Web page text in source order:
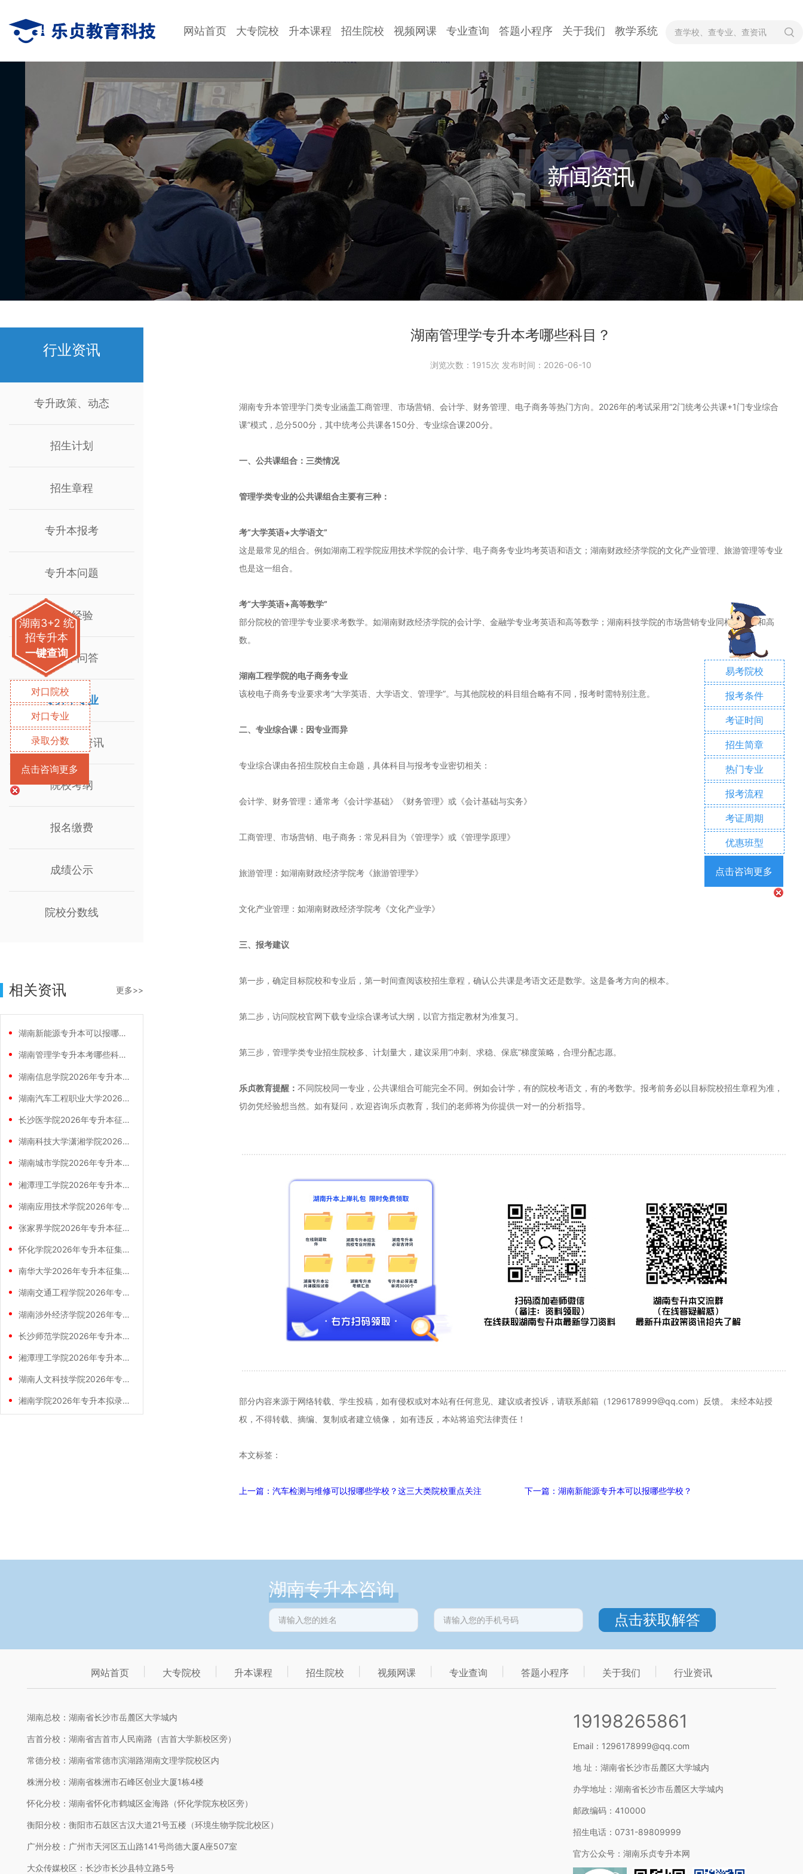
网站首页 大专院校 升本课程 招生院校 视频网课 专业查询 答题小程序 关于我们 教学系统
行业资讯
专升政策、动态
招生计划
招生章程
专升本报考
专升本问题
升本经验
专升本问答
专升本专业
院校招生资讯
院校考纲
报名缴费
成绩公示
院校分数线
相关资讯 更多>>
湖南新能源专升本可以报哪些学校？
湖南管理学专升本考哪些科目？
湖南信息学院2026年专升本征集志愿拟录
湖南汽车工程职业大学2026年专升本征集
长沙医学院2026年专升本征集志愿拟录取
湖南科技大学潇湘学院2026年专升本征集
湖南城市学院2026年专升本拟录取名单公
湘潭理工学院2026年专升本征集志愿投档
湖南应用技术学院2026年专升本拟录取名
张家界学院2026年专升本征集志愿拟录取
怀化学院2026年专升本征集志愿拟录取名
南华大学2026年专升本征集志愿录取名单
湖南交通工程学院2026年专升本拟录取名
湖南涉外经济学院2026年专升本拟录取名
长沙师范学院2026年专升本拟录取名单公
湘潭理工学院2026年专升本拟录取名单公
湖南人文科技学院2026年专升本拟录取名
湘南学院2026年专升本拟录取名单公示
湖南管理学专升本考哪些科目？
浏览次数： 1915次 发布时间：2026-06-10
湖南专升本管理学门类专业涵盖工商管理、市场营销、会计学、财务管理、电子商务等热门方向。2026年的考试采用“2门统考公共课+1门专业综合
课”模式，总分500分，其中统考公共课各150分、专业综合课200分。
一、公共课组合：三类情况
管理学类专业的公共课组合主要有三种：
考“大学英语+大学语文”
这是最常见的组合。例如湖南工程学院应用技术学院的会计学、电子商务专业均考英语和语文；湖南财政经济学院的文化产业管理、旅游管理等专业
也是这一组合。
考“大学英语+高等数学”
部分院校的管理学专业要求考数学。如湖南财政经济学院的会计学、金融学专业考英语和高等数学；湖南科技学院的市场营销专业同样考英语和高
数。
湖南工程学院的电子商务专业
该校电子商务专业要求考“大学英语、大学语文、管理学”。与其他院校的科目组合略有不同，报考时需特别注意。
二、专业综合课：因专业而异
专业综合课由各招生院校自主命题，具体科目与报考专业密切相关：
会计学、财务管理：通常考《会计学基础》《财务管理》或《会计基础与实务》
工商管理、市场营销、电子商务：常见科目为《管理学》或《管理学原理》
旅游管理：如湖南财政经济学院考《旅游管理学》
文化产业管理：如湖南财政经济学院考《文化产业学》
三、报考建议
第一步，确定目标院校和专业后，第一时间查阅该校招生章程，确认公共课是考语文还是数学。这是备考方向的根本。
第二步，访问院校官网下载专业综合课考试大纲，以官方指定教材为准复习。
第三步，管理学类专业招生院校多、计划量大，建议采用“冲刺、求稳、保底”梯度策略，合理分配志愿。
乐贞教育提醒： 不同院校同一专业，公共课组合可能完全不同。例如会计学，有的院校考语文，有的考数学。报考前务必以目标院校招生章程为准，
切勿凭经验想当然。如有疑问，欢迎咨询乐贞教育，我们的老师将为你提供一对一的分析指导。
部分内容来源于网络转载、学生投稿，如有侵权或对本站有任何意见、建议或者投诉，请联系邮箱（1296178999@qq.com）反馈。 未经本站授
权，不得转载、摘编、复制或者建立镜像， 如有违反，本站将追究法律责任！
本文标签：
上一篇：汽车检测与维修可以报哪些学校？这三大类院校重点关注 下一篇：湖南新能源专升本可以报哪些学校？
湖南专升本咨询
网站首页 大专院校 升本课程 招生院校 视频网课 专业查询 答题小程序 关于我们 行业资讯
湖南总校：湖南省长沙市岳麓区大学城内
吉首分校：湖南省吉首市人民南路（吉首大学新校区旁）
常德分校：湖南省常德市滨湖路湖南文理学院校区内
株洲分校：湖南省株洲市石峰区创业大厦1栋4楼
怀化分校：湖南省怀化市鹤城区金海路（怀化学院东校区旁）
衡阳分校：衡阳市石鼓区古汉大道21号五楼（环境生物学院北校区）
广州分校：广州市天河区五山路141号尚德大厦A座507室
大众传媒校区：长沙市长沙县特立路5号
19198265861
Email：1296178999@qq.com
地 址：湖南省长沙市岳麓区大学城内
办学地址：湖南省长沙市岳麓区大学城内
邮政编码：410000
招生电话：0731-89809999
官方公众号：湖南乐贞专升本网
湖南3+2 统
招专升本
一键查询
对口院校
对口专业
录取分数
点击咨询更多
易考院校
报考条件
考证时间
招生简章
热门专业
报考流程
考证周期
优惠班型
点击咨询更多